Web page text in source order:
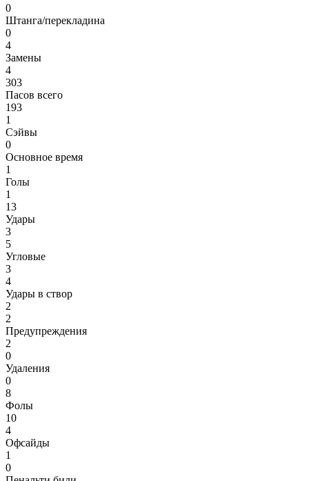
0
Штанга/перекладина
0
4
Замены
4
303
Пасов всего
193
1
Сэйвы
0
Основное время
1
Голы
1
13
Удары
3
5
Угловые
3
4
Удары в створ
2
2
Предупреждения
2
0
Удаления
0
8
Фолы
10
4
Офсайды
1
0